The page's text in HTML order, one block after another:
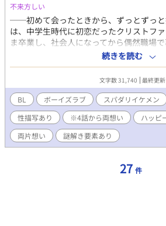
不来方しい
──初めて会ったときから、ずっとずっと
は、中学生時代に初恋だったクリストフ
ま卒業し、社会人になってから偶然職場
告白したはいいものの、返事はせずに距
けが分からないと困惑する。 仕事の取材
になった、千夏とクリス。予想もできな
ウマを作った元クラスメイトと出会い、
クリスも様子がおかしくなる。 風習には
る隠された秘密があって──。
続きを読む
文字数 31,740 最終更
BL ボーイズラブ スパダリイケメン
性描写あり
※4話から両想い ハッピ
両片想い
謎解き要素あり
27 件